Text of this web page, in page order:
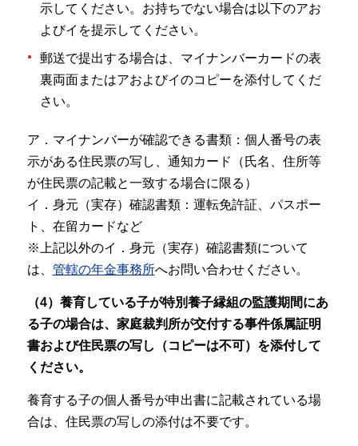
示してください。お持ちでない場合は以下のアお
よびイを提示してください。
郵送で提出する場合は、マイナンバーカードの表
裏両面またはアおよびイのコピーを添付してくだ
さい。
ア．マイナンバーが確認できる書類：個人番号の表
示がある住民票の写し、通知カード（氏名、住所等
が住民票の記載と一致する場合に限る）
イ．身元（実存）確認書類：運転免許証、パスポー
ト、在留カードなど
※上記以外のイ．身元（実存）確認書類について
は、 管轄の年金事務所へお問い合わせください。
（4）養育している子が特別養子縁組の監護期間にあ
る子の場合は、家庭裁判所が交付する事件係属証明
書および住民票の写し（コピーは不可）を添付して
ください。
養育する子の個人番号が申出書に記載されている場
合は、住民票の写しの添付は不要です。